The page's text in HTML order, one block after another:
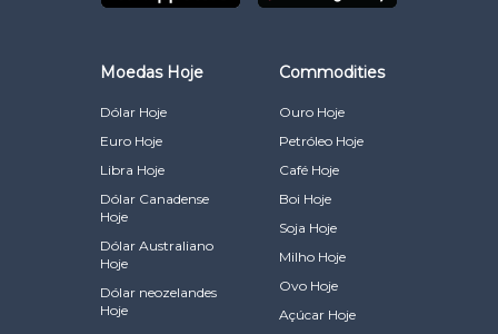
Moedas Hoje
Dólar Hoje
Euro Hoje
Libra Hoje
Dólar Canadense
Hoje
Dólar Australiano
Hoje
Dólar neozelandes
Hoje
Commodities
Ouro Hoje
Petróleo Hoje
Café Hoje
Boi Hoje
Soja Hoje
Milho Hoje
Ovo Hoje
Açúcar Hoje